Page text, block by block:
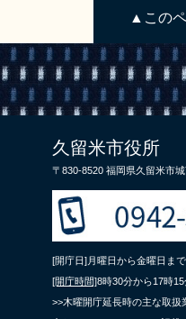
▲この
久留米市役所
〒830-8520 福岡県久留米市
[開庁日]月曜日から金曜日ま
[開庁時間]8時30分から17時
>>木曜開庁延長時の主な取